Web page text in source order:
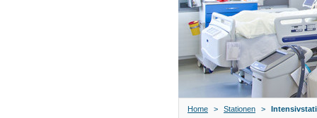
Home > Stationen >